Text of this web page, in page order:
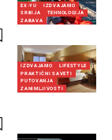
EX-YU
IZDVAJAMO
SRBIJA
TEHNOLOGIJA
ZABAVA
IZDVAJAMO
LIFESTYLE
PRAKTIČNI SAVETI
PUTOVANJA
ZANIMLJIVOSTI